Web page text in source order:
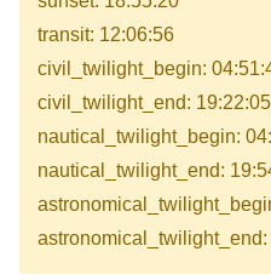
transit: 12:06:56
civil_twilight_begin:
civil_twilight_end: 19:22:05
nautical_twilight_begin:
nautical_twilight_end: